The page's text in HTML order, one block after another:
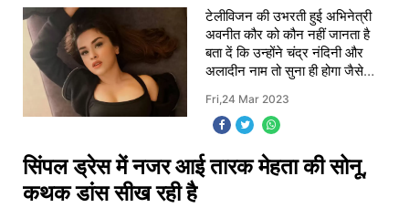
टेलीविजन की उभरती हुई अभिनेत्री
अवनीत कौर को कौन नहीं जानता है
बता दें कि उन्होंने चंद्र नंदिनी और
अलादीन नाम तो सुना ही होगा जैसे
हुआ है और वह अपने किरदार से हर
किसी
Fri,24 Mar 2023
सिंपल ड्रेस में नजर आई तारक मेहता की सोनू,
कथक डांस सीख रही है